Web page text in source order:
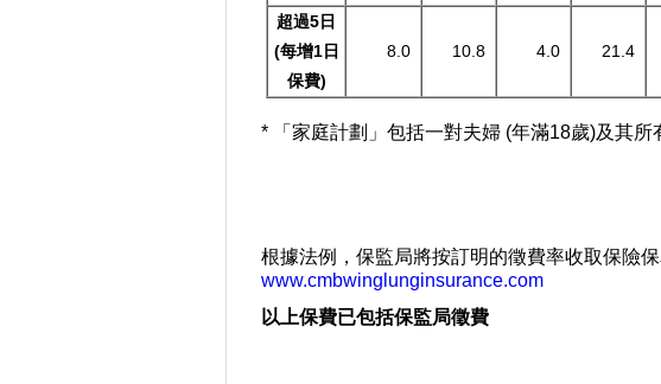
超過5日
(每增1日
保費)
8.0 10.8 4.0 21.4
* 「家庭計劃」包括一對夫婦 (年滿18歲)及其所
根據法例，保監局將按訂明的徵費率收取保險
www.cmbwinglunginsurance.com
以上保費已包括保監局徵費